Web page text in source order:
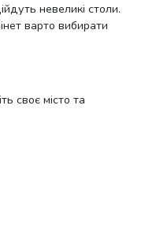
невеликі столи.
варто вибирати
своє місто та